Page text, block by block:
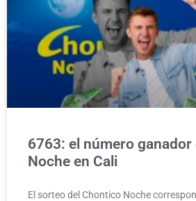
6763: el número
Noche en Cali
El sorteo del Chontico Noche